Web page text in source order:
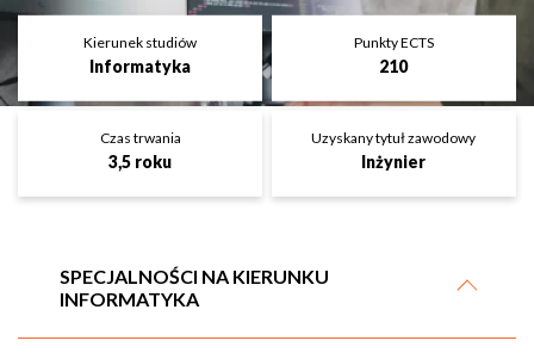
Kierunek studiów
Informatyka
Punkty ECTS
210
Czas trwania
3,5 roku
Uzyskany tytuł zawodowy
Inżynier
SPECJALNOŚCI NA KIERUNKU
INFORMATYKA